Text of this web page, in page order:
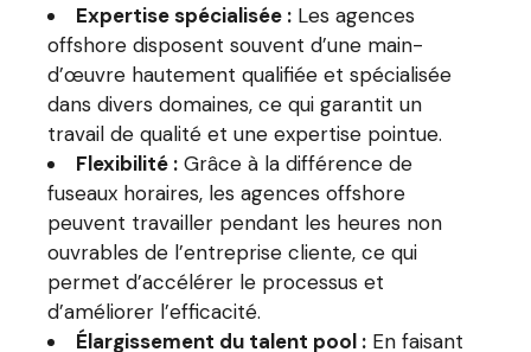
Expertise spécialisée : Les agences
offshore disposent souvent d’une main-
d’œuvre hautement qualifiée et spécialisée
dans divers domaines, ce qui garantit un
travail de qualité et une expertise pointue.
Flexibilité : Grâce à la différence de
fuseaux horaires, les agences offshore
peuvent travailler pendant les heures non
ouvrables de l’entreprise cliente, ce qui
permet d’accélérer le processus et
d’améliorer l’efficacité.
Élargissement du talent pool : En faisant